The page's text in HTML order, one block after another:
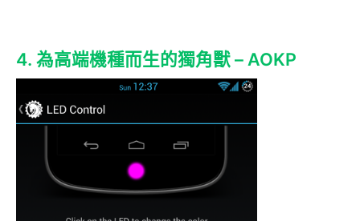
4. 為高端機種而生的獨角獸 – AOKP